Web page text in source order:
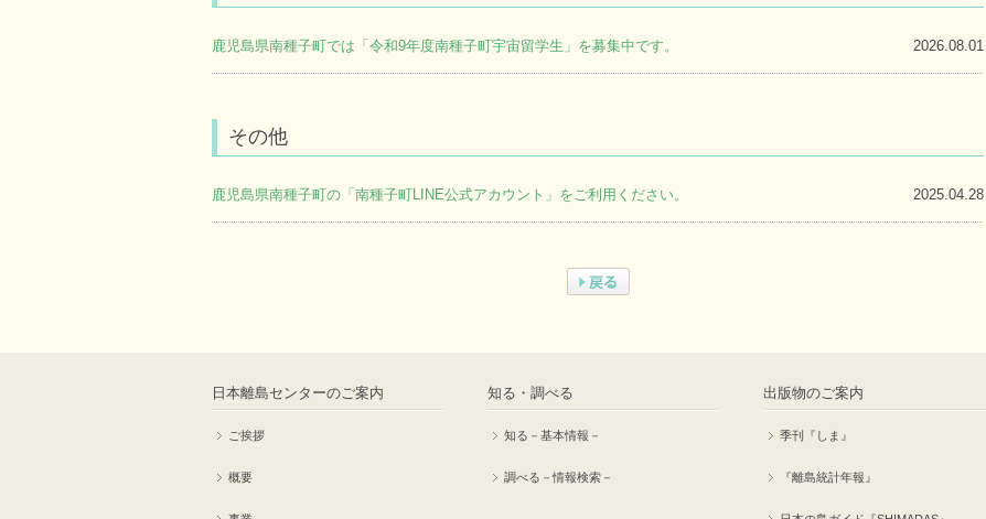
鹿児島県南種子町では「令和9年度南種子町宇宙留学生」を募集中です。 2026.08.01
その他
鹿児島県南種子町の「南種子町LINE公式アカウント」をご利用ください。 2025.04.28
日本離島センターのご案内
ご挨拶
概要
知る・調べる
知る－基本情報－
調べる－情報検索－
出版物のご案内
季刊『しま』
『離島統計年報』